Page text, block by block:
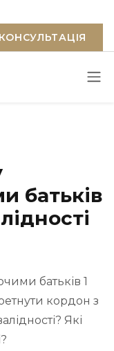
батьків
батьків 1
кордон з
Які